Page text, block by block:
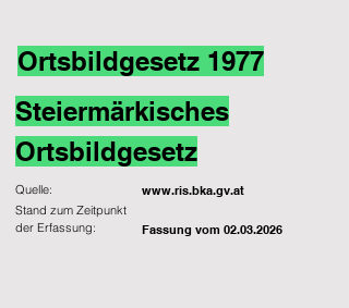
Ortsbildgesetz 1977
Steiermärkisches
Ortsbildgesetz
Quelle: www.ris.bka.gv.at
Fassung vom 02.03.2026
Stand zum Zeitpunkt
der Erfassung: